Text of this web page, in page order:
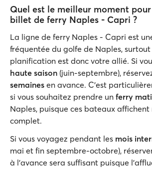
Quel est le meilleur moment
billet de ferry Naples - Capri ?
La ligne de ferry Naples - Capri est
fréquentée du golfe de Naples,
planification est donc votre allié. Si
haute saison (juin-septembre),
semaines en avance. C'est
si vous souhaitez prendre un ferry
Naples, puisque ces bateaux
complet.
Si vous voyagez pendant les mois
mai et fin septembre-octobre),
à l'avance sera suffisant puisque